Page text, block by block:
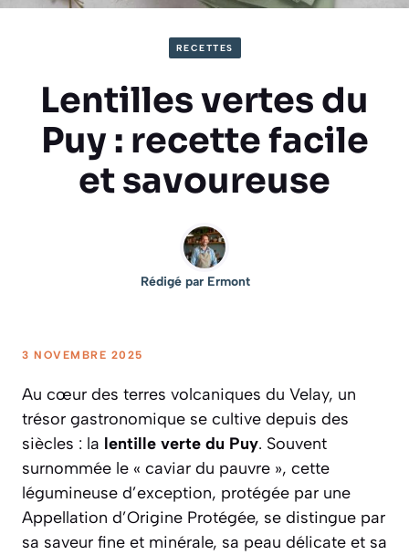
RECETTES
Lentilles vertes du
Puy : recette facile
et savoureuse
Rédigé par Ermont
3 NOVEMBRE 2025
Au cœur des terres volcaniques du Velay, un
trésor gastronomique se cultive depuis des
siècles : la lentille verte du Puy. Souvent
surnommée le « caviar du pauvre », cette
légumineuse d’exception, protégée par une
Appellation d’Origine Protégée, se distingue par
sa saveur fine et minérale, sa peau délicate et sa